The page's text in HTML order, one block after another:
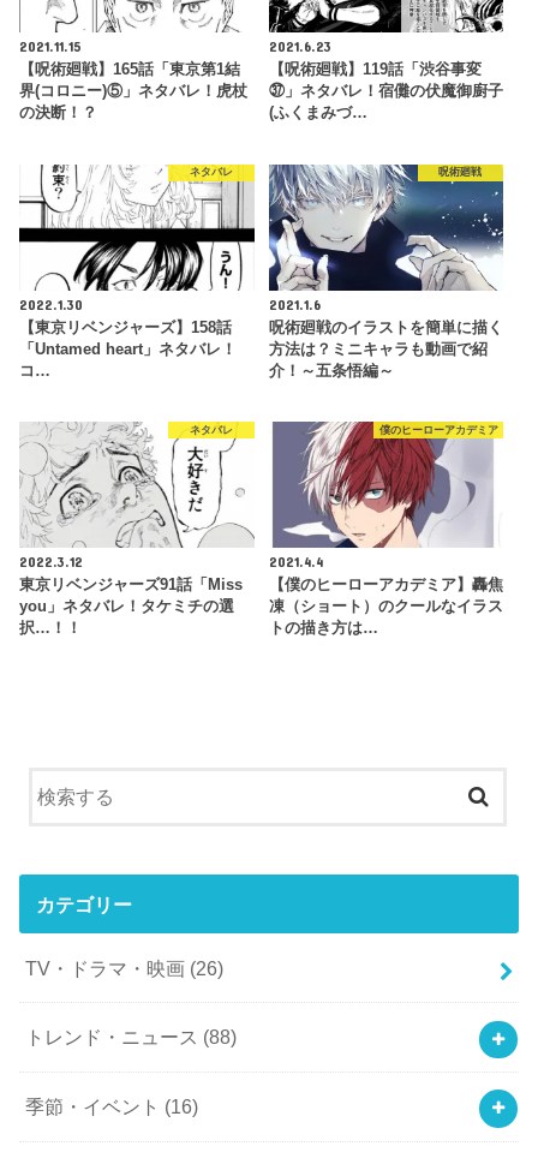
2021.11.15
【呪術廻戦】165話「東京第1結
界(コロニー)⑤」ネタバレ！虎杖
の決断！？
2021.6.23
【呪術廻戦】119話「渋谷事変
㊲」ネタバレ！宿儺の伏魔御廚子
(ふくまみづ…
ネタバレ
2022.1.30
【東京リベンジャーズ】158話
「Untamed heart」ネタバレ！
コ…
呪術廻戦
2021.1.6
呪術廻戦のイラストを簡単に描く
方法は？ミニキャラも動画で紹
介！～五条悟編～
ネタバレ
2022.3.12
東京リベンジャーズ91話「Miss
you」ネタバレ！タケミチの選
択…！！
僕のヒーローアカデミア
2021.4.4
【僕のヒーローアカデミア】轟焦
凍（ショート）のクールなイラス
トの描き方は…
カテゴリー
TV・ドラマ・映画 (26)
トレンド・ニュース (88)
季節・イベント (16)